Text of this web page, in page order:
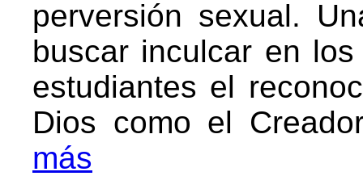
perversión sexual.
buscar inculcar en
estudiantes el
Dios como el
más